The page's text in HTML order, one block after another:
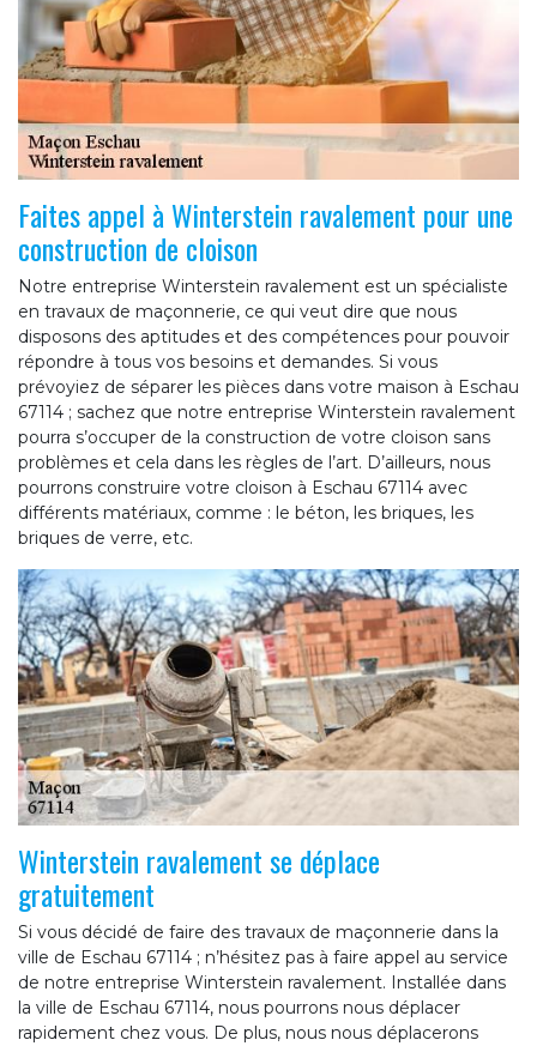
Faites appel à Winterstein ravalement pour une
construction de cloison
Notre entreprise Winterstein ravalement est un spécialiste
en travaux de maçonnerie, ce qui veut dire que nous
disposons des aptitudes et des compétences pour pouvoir
répondre à tous vos besoins et demandes. Si vous
prévoyiez de séparer les pièces dans votre maison à Eschau
67114 ; sachez que notre entreprise Winterstein ravalement
pourra s’occuper de la construction de votre cloison sans
problèmes et cela dans les règles de l’art. D’ailleurs, nous
pourrons construire votre cloison à Eschau 67114 avec
différents matériaux, comme : le béton, les briques, les
briques de verre, etc.
Winterstein ravalement se déplace
gratuitement
Si vous décidé de faire des travaux de maçonnerie dans la
ville de Eschau 67114 ; n’hésitez pas à faire appel au service
de notre entreprise Winterstein ravalement. Installée dans
la ville de Eschau 67114, nous pourrons nous déplacer
rapidement chez vous. De plus, nous nous déplacerons